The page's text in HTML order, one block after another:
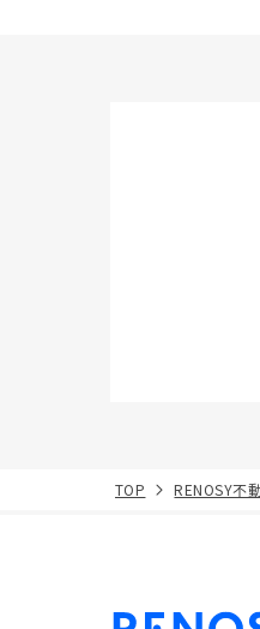
TOP RENOSY不